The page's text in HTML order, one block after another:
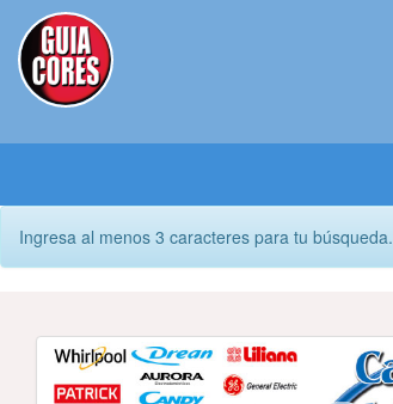
Ingresa al menos 3 caracteres para tu búsqueda.